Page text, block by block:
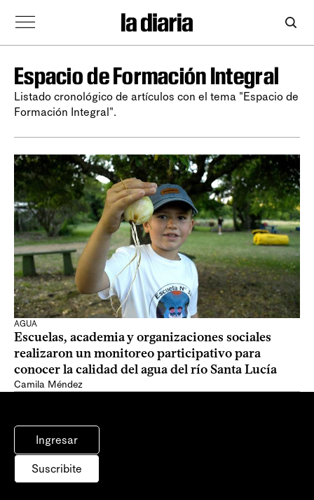
Espacio de Formación Integral
Listado cronológico de artículos con el tema "Espacio de
Formación Integral".
AGUA
Escuelas, academia y organizaciones sociales
realizaron un monitoreo participativo para
conocer la calidad del agua del río Santa Lucía
Camila Méndez
Ingresar
Suscribite